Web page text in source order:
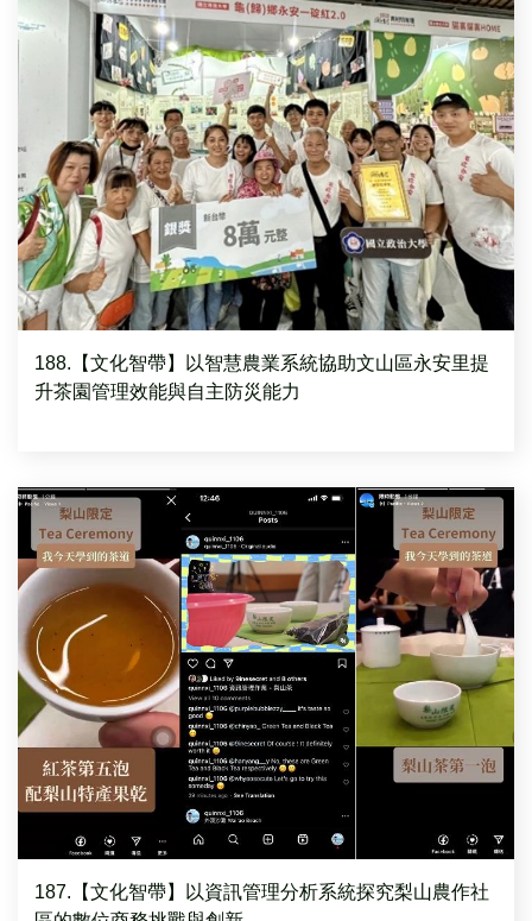
188.【文化智帶】以智慧農業系統協助文山區永安里提
升茶園管理效能與自主防災能力
187.【文化智帶】以資訊管理分析系統探究梨山農作社